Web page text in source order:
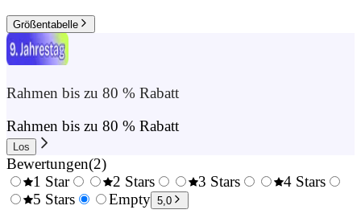
Größentabelle
Rahmen bis zu 80 % Rabatt
Rahmen bis zu 80 % Rabatt
Los
Bewertungen(2)
0.5
1 Star
1.5
2 Stars
2.5
3 Stars
4 Stars
5 Stars Empty 5,0